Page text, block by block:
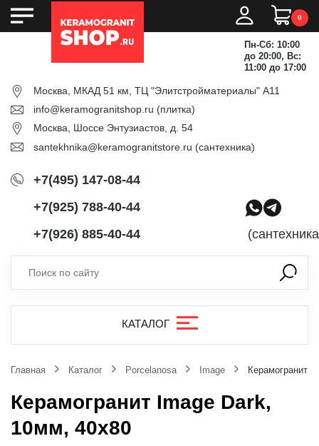
0
Пн-Сб: 10:00
до 20:00, Вс:
11:00 до 17:00
Москва, МКАД 51 км, ТЦ "Элитстройматериалы" А11
info@keramogranitshop.ru (плитка)
Москва, Шоссе Энтузиастов, д. 54
santekhnika@keramogranitstore.ru (сантехника)
+7(495) 147-08-44
+7(925) 788-40-44
+7(926) 885-40-44
КАТАЛОГ
Главная Каталог Porcelanosa Image Керамогранит
Керамогранит Image Dark,
10мм, 40x80